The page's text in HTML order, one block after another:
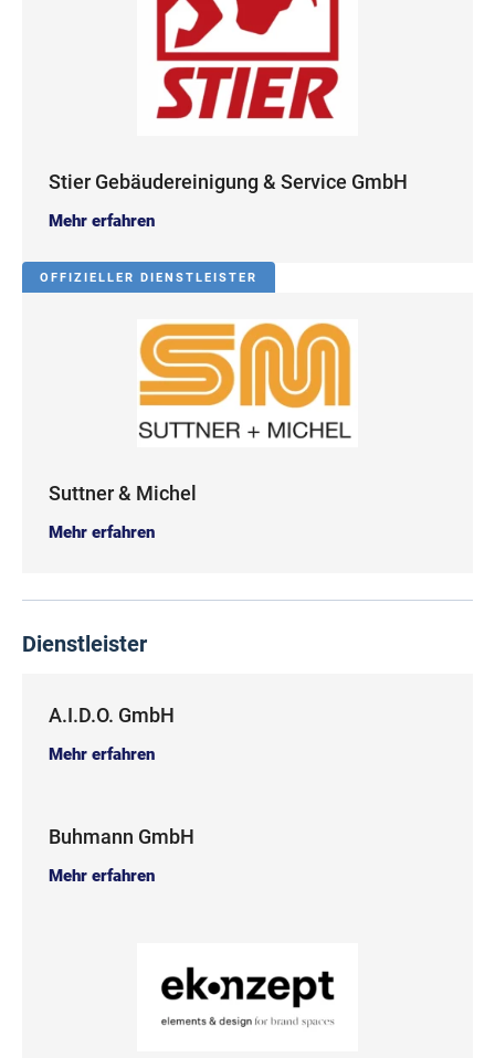
Stier Gebäudereinigung & Service GmbH
Mehr erfahren
OFFIZIELLER DIENSTLEISTER
Suttner & Michel
Mehr erfahren
Dienstleister
A.I.D.O. GmbH
Mehr erfahren
Buhmann GmbH
Mehr erfahren